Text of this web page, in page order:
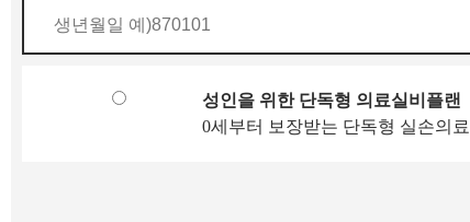
성인을 위한 단독형 의료실비플랜
0세부터 보장받는 단독형 실손의